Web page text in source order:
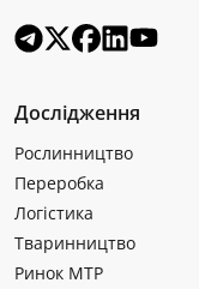
Дослідження
Рослинництво
Переробка
Логістика
Тваринництво
Ринок МТР